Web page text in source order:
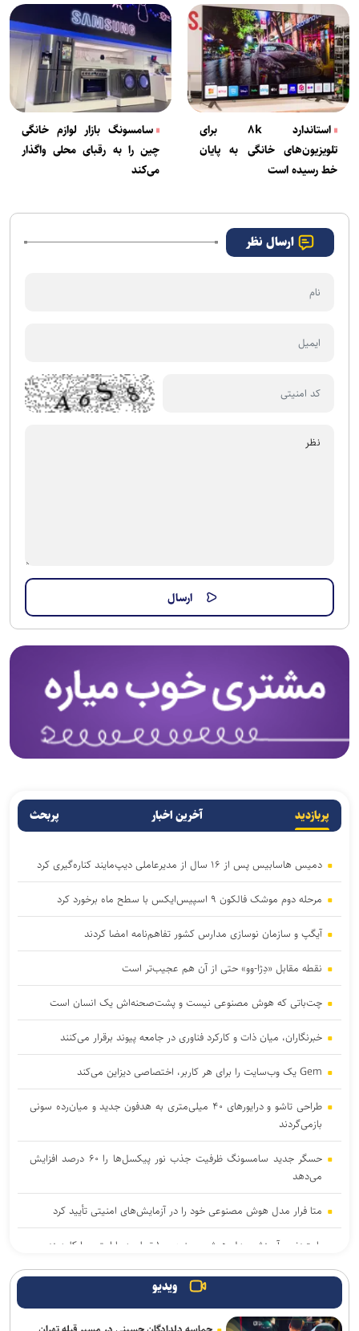
استاندارد ۸k برای
تلویزیون‌های خانگی به پایان
خط رسیده است
سامسونگ بازار لوازم خانگی
چین را به رقبای محلی واگذار
می‌کند
ارسال نظر
پربازدید آخرین اخبار پربحث
دمیس هاسابیس پس از ۱۶ سال از مدیرعاملی دیپ‌مایند کناره‌گیری کرد
مرحله دوم موشک فالکون ۹ اسپیس‌ایکس با سطح ماه برخورد کرد
آیگپ و سازمان نوسازی مدارس کشور تفاهم‌نامه امضا کردند
نقطه مقابل «دِژا-وو» حتی از آن هم عجیب‌تر است
چت‌باتی که هوش مصنوعی نیست و پشت‌صحنه‌اش یک انسان است
خبرنگاران، میان ذات و کارکرد فناوری در جامعه پیوند برقرار می‌کنند
Gem یک وب‌سایت را برای هر کاربر، اختصاصی دیزاین می‌کند
طراحی تاشو و درایورهای ۴۰ میلی‌متری به هدفون جدید و میان‌رده سونی
بازمی‌گردند
حسگر جدید سامسونگ ظرفیت جذب نور پیکسل‌ها را ۶۰ درصد افزایش
می‌دهد
متا فرار مدل هوش مصنوعی خود را در آزمایش‌های امنیتی تأیید کرد
بایت‌دنس آموزش مدل هوش مصنوعی ۱۰ تریلیون پارامتری را کلید زد
خبرنگاران با روایت دقیق، جامعه را با دولت هوشمند همراه می‌کنند
چگونه زبان بدن در شبکه‌های اجتماعی شکل گرفت
ویدیو